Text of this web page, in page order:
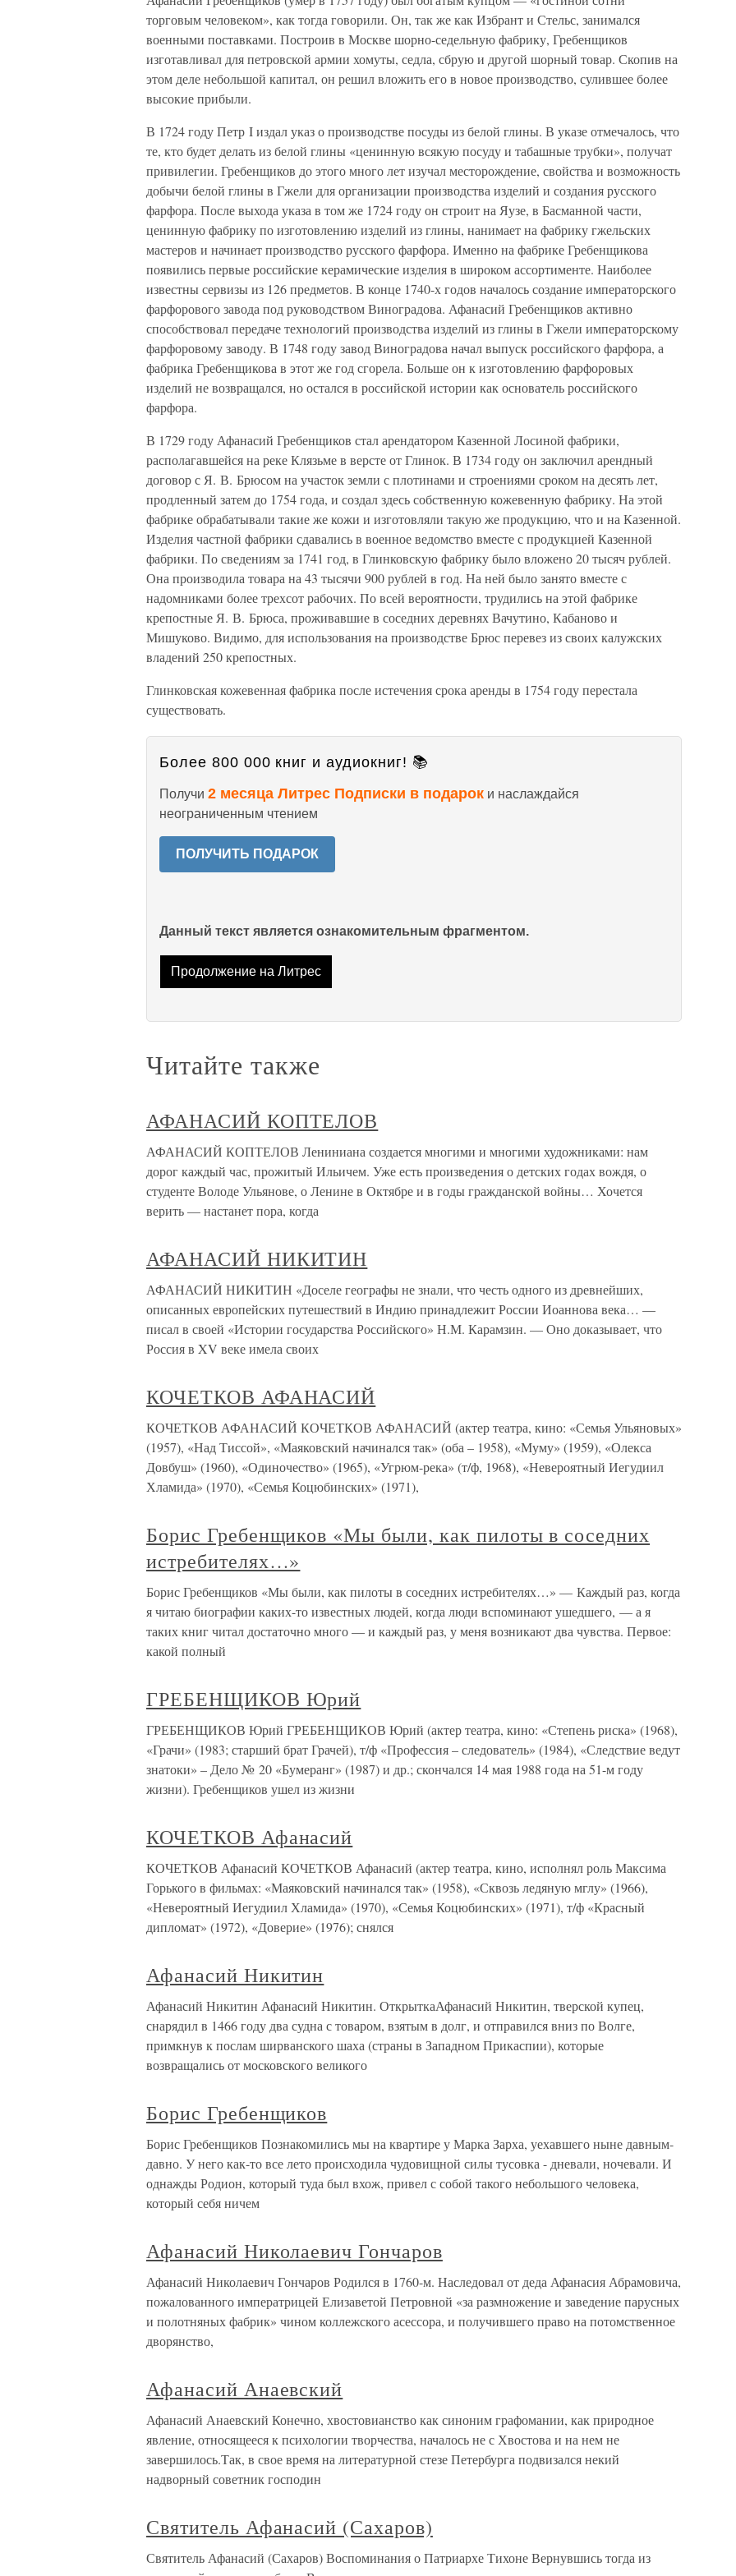
торговым человеком», как тогда говорили. Он, так же как Избрант и Стельс, занимался
военными поставками. Построив в Москве шорно-седельную фабрику, Гребенщиков
изготавливал для петровской армии хомуты, седла, сбрую и другой шорный товар. Скопив на
этом деле небольшой капитал, он решил вложить его в новое производство, сулившее более
высокие прибыли.
В 1724 году Петр I издал указ о производстве посуды из белой глины. В указе отмечалось, что
те, кто будет делать из белой глины «ценинную всякую посуду и табашные трубки», получат
привилегии. Гребенщиков до этого много лет изучал месторождение, свойства и возможность
добычи белой глины в Гжели для организации производства изделий и создания русского
фарфора. После выхода указа в том же 1724 году он строит на Яузе, в Басманной части,
ценинную фабрику по изготовлению изделий из глины, нанимает на фабрику гжельских
мастеров и начинает производство русского фарфора. Именно на фабрике Гребенщикова
появились первые российские керамические изделия в широком ассортименте. Наиболее
известны сервизы из 126 предметов. В конце 1740-х годов началось создание императорского
фарфорового завода под руководством Виноградова. Афанасий Гребенщиков активно
способствовал передаче технологий производства изделий из глины в Гжели императорскому
фарфоровому заводу. В 1748 году завод Виноградова начал выпуск российского фарфора, а
фабрика Гребенщикова в этот же год сгорела. Больше он к изготовлению фарфоровых
изделий не возвращался, но остался в российской истории как основатель российского
фарфора.
В 1729 году Афанасий Гребенщиков стал арендатором Казенной Лосиной фабрики,
располагавшейся на реке Клязьме в версте от Глинок. В 1734 году он заключил арендный
договор с Я. В. Брюсом на участок земли с плотинами и строениями сроком на десять лет,
продленный затем до 1754 года, и создал здесь собственную кожевенную фабрику. На этой
фабрике обрабатывали такие же кожи и изготовляли такую же продукцию, что и на Казенной.
Изделия частной фабрики сдавались в военное ведомство вместе с продукцией Казенной
фабрики. По сведениям за 1741 год, в Глинковскую фабрику было вложено 20 тысяч рублей.
Она производила товара на 43 тысячи 900 рублей в год. На ней было занято вместе с
надомниками более трехсот рабочих. По всей вероятности, трудились на этой фабрике
крепостные Я. В. Брюса, проживавшие в соседних деревнях Вачутино, Кабаново и
Мишуково. Видимо, для использования на производстве Брюс перевез из своих калужских
владений 250 крепостных.
Глинковская кожевенная фабрика после истечения срока аренды в 1754 году перестала
существовать.
Более 800 000 книг и аудиокниг! 📚
Получи 2 месяца Литрес Подписки в подарок и наслаждайся
неограниченным чтением
ПОЛУЧИТЬ ПОДАРОК
Данный текст является ознакомительным фрагментом.
Продолжение на Литрес
Читайте также
АФАНАСИЙ КОПТЕЛОВ
АФАНАСИЙ КОПТЕЛОВ Лениниана создается многими и многими художниками: нам
дорог каждый час, прожитый Ильичем. Уже есть произведения о детских годах вождя, о
студенте Володе Ульянове, о Ленине в Октябре и в годы гражданской войны… Хочется
верить — настанет пора, когда
АФАНАСИЙ НИКИТИН
АФАНАСИЙ НИКИТИН «Доселе географы не знали, что честь одного из древнейших,
описанных европейских путешествий в Индию принадлежит России Иоаннова века… —
писал в своей «Истории государства Российского» Н.М. Карамзин. — Оно доказывает, что
Россия в XV веке имела своих
КОЧЕТКОВ АФАНАСИЙ
КОЧЕТКОВ АФАНАСИЙ КОЧЕТКОВ АФАНАСИЙ (актер театра, кино: «Семья Ульяновых»
(1957), «Над Тиссой», «Маяковский начинался так» (оба – 1958), «Муму» (1959), «Олекса
Довбуш» (1960), «Одиночество» (1965), «Угрюм-река» (т/ф, 1968), «Невероятный Иегудиил
Хламида» (1970), «Семья Коцюбинских» (1971),
Борис Гребенщиков «Мы были, как пилоты в соседних
истребителях…»
Борис Гребенщиков «Мы были, как пилоты в соседних истребителях…» — Каждый раз, когда
я читаю биографии каких-то известных людей, когда люди вспоминают ушедшего, — а я
таких книг читал достаточно много — и каждый раз, у меня возникают два чувства. Первое:
какой полный
ГРЕБЕНЩИКОВ Юрий
ГРЕБЕНЩИКОВ Юрий ГРЕБЕНЩИКОВ Юрий (актер театра, кино: «Степень риска» (1968),
«Грачи» (1983; старший брат Грачей), т/ф «Профессия – следователь» (1984), «Следствие ведут
знатоки» – Дело № 20 «Бумеранг» (1987) и др.; скончался 14 мая 1988 года на 51-м году
жизни). Гребенщиков ушел из жизни
КОЧЕТКОВ Афанасий
КОЧЕТКОВ Афанасий КОЧЕТКОВ Афанасий (актер театра, кино, исполнял роль Максима
Горького в фильмах: «Маяковский начинался так» (1958), «Сквозь ледяную мглу» (1966),
«Невероятный Иегудиил Хламида» (1970), «Семья Коцюбинских» (1971), т/ф «Красный
дипломат» (1972), «Доверие» (1976); снялся
Афанасий Никитин
Афанасий Никитин Афанасий Никитин. ОткрыткаАфанасий Никитин, тверской купец,
снарядил в 1466 году два судна с товаром, взятым в долг, и отправился вниз по Волге,
примкнув к послам ширванского шаха (страны в Западном Прикаспии), которые
возвращались от московского великого
Борис Гребенщиков
Борис Гребенщиков Познакомились мы на квартире у Марка Зарха, уехавшего ныне давным-
давно. У него как-то все лето происходила чудовищной силы тусовка - дневали, ночевали. И
однажды Родион, который туда был вхож, привел с собой такого небольшого человека,
который себя ничем
Афанасий Николаевич Гончаров
Афанасий Николаевич Гончаров Родился в 1760-м. Наследовал от деда Афанасия Абрамовича,
пожалованного императрицей Елизаветой Петровной «за размножение и заведение парусных
и полотняных фабрик» чином коллежского асессора, и получившего право на потомственное
дворянство,
Афанасий Анаевский
Афанасий Анаевский Конечно, хвостовианство как синоним графомании, как природное
явление, относящееся к психологии творчества, началось не с Хвостова и на нем не
завершилось.Так, в свое время на литературной стезе Петербурга подвизался некий
надворный советник господин
Святитель Афанасий (Сахаров)
Святитель Афанасий (Сахаров) Воспоминания о Патриархе Тихоне Вернувшись тогда из